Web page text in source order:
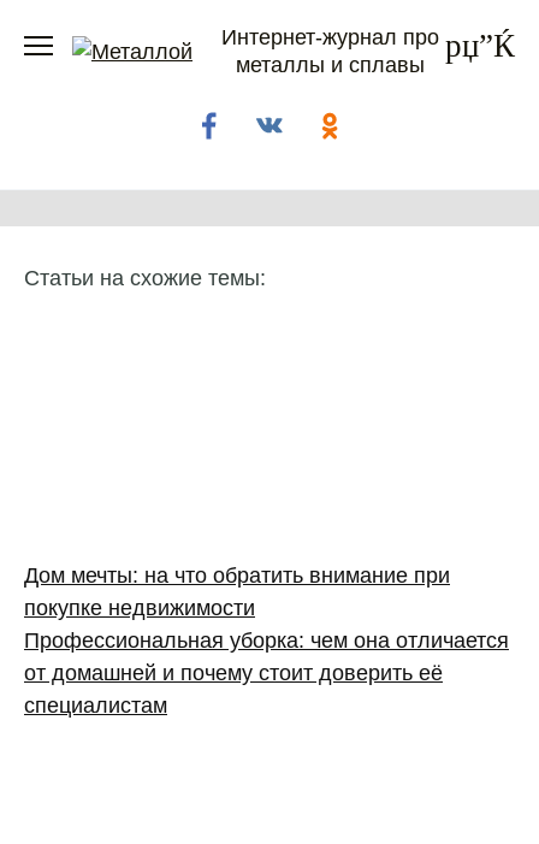
Интернет-журнал про
металлы и сплавы
Статьи на схожие темы:
Дом мечты: на что обратить внимание при
покупке недвижимости
Профессиональная уборка: чем она отличается
от домашней и почему стоит доверить её
специалистам